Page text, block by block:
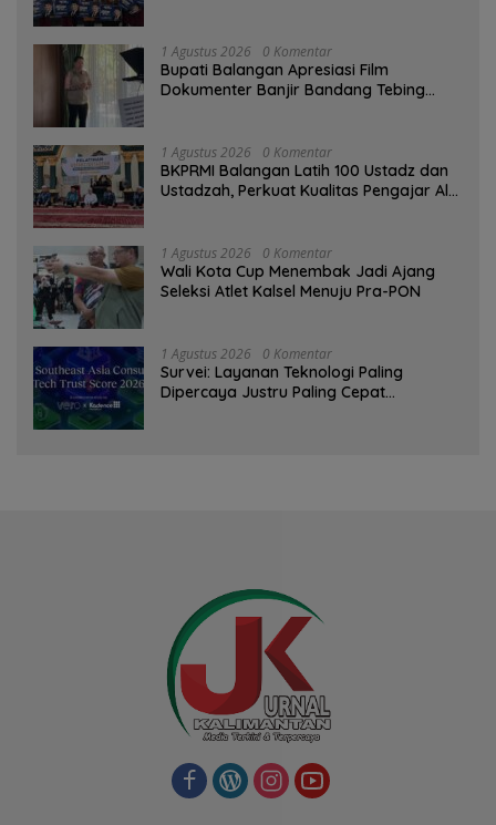
1 Agustus 2026 0 Komentar
Bupati Balangan Apresiasi Film
Dokumenter Banjir Bandang Tebing
1 Agustus 2026 0 Komentar
BKPRMI Balangan Latih 100 Ustadz dan
Ustadzah, Perkuat Kualitas Pengajar Al-
1 Agustus 2026 0 Komentar
Wali Kota Cup Menembak Jadi Ajang
Seleksi Atlet Kalsel Menuju Pra-PON
1 Agustus 2026 0 Komentar
Survei: Layanan Teknologi Paling
Dipercaya Justru Paling Cepat